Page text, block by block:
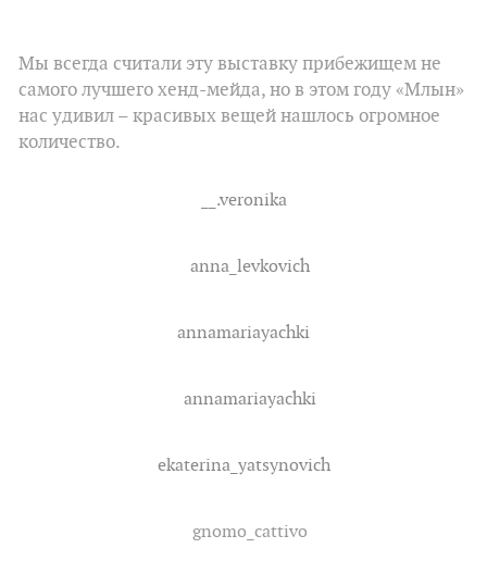
Мы всегда считали эту выставку прибежищем не
самого лучшего хенд-мейда, но в этом году «Млын»
нас удивил – красивых вещей нашлось огромное
количество.
__.veronika
anna_levkovich
annamariayachki
annamariayachki
ekaterina_yatsynovich
gnomo_cattivo